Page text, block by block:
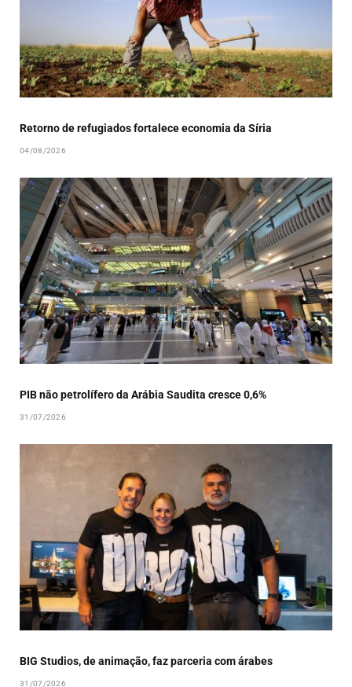
Retorno de refugiados fortalece economia da Síria
04/08/2026
PIB não petrolífero da Arábia Saudita cresce 0,6%
31/07/2026
BIG Studios, de animação, faz parceria com árabes
31/07/2026